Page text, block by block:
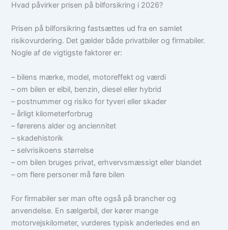
Hvad påvirker prisen på bilforsikring i 2026?
Prisen på bilforsikring fastsættes ud fra en samlet
risikovurdering. Det gælder både privatbiler og firmabiler.
Nogle af de vigtigste faktorer er:
– bilens mærke, model, motoreffekt og værdi
– om bilen er elbil, benzin, diesel eller hybrid
– postnummer og risiko for tyveri eller skader
– årligt kilometerforbrug
– førerens alder og anciennitet
– skadehistorik
– selvrisikoens størrelse
– om bilen bruges privat, erhvervsmæssigt eller blandet
– om flere personer må føre bilen
For firmabiler ser man ofte også på brancher og
anvendelse. En sælgerbil, der kører mange
motorvejskilometer, vurderes typisk anderledes end en